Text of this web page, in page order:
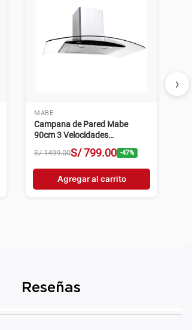
MABE
Campana de Pared Mabe
90cm 3 Velocidades
CM9018PIY0 Inox
S/ 1499.00S/ 799.00 -47%
Agregar al carrito
›
Reseñas